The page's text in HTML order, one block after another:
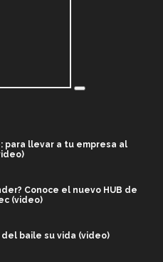
para llevar a tu empresa al
Conoce el nuevo HUB de
(video)
del baile su vida (video)